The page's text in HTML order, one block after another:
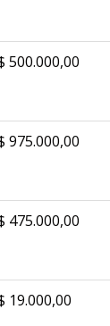
500.000,00
975.000,00
475.000,00
19.000,00